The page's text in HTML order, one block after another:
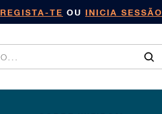
REGISTA-TE OU INICIA SESSÃO